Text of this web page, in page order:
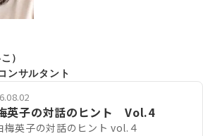
）
ンサルタント
英子の対話のヒント Vol.4
梅英子の対話のヒント vol.４